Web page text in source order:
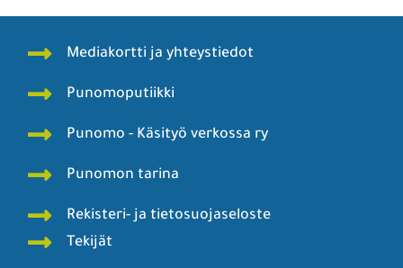
Mediakortti ja yhteystiedot
Punomoputiikki
Punomo - Käsityö verkossa ry
Punomon tarina
Rekisteri- ja tietosuojaseloste
Tekijät